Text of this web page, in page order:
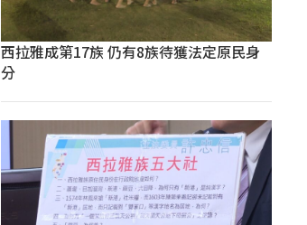
西拉雅成第17族 仍有8族待獲法定原民身
分